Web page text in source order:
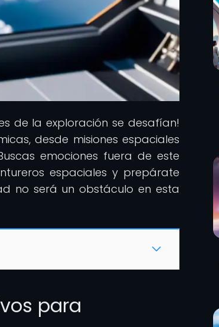
de la exploración se desafían!
desde misiones espaciales
emociones fuera de este
espaciales y prepárate
no será un obstáculo en esta
para